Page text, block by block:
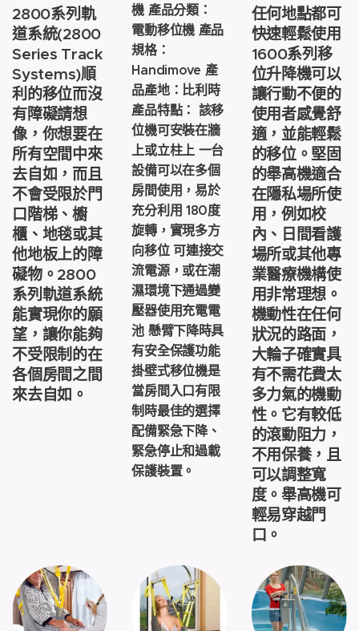
2800系列軌
道系統(2800
Series Track
Systems)順
利的移位而沒
有障礙請想
像，你想要在
所有空間中來
去自如，而且
不會受限於門
口階梯、櫥
櫃、地毯或其
他地板上的障
礙物。2800
系列軌道系統
能實現你的願
望，讓你能夠
不受限制的在
各個房間之間
來去自如。
機 產品分類：
電動移位機 產品
規格：
Handimove 產
品產地：比利時
產品特點： 該移
位機可安裝在牆
上或立柱上 一台
設備可以在多個
房間使用，易於
充分利用 180度
旋轉，實現多方
向移位 可連接交
流電源，或在潮
濕環境下通過變
壓器使用充電電
池 懸臂下降時具
有安全保護功能
掛壁式移位機是
當房間入口有限
制時最佳的選擇
配備緊急下降、
緊急停止和過載
保護裝置。
任何地點都可
快速輕鬆使用
1600系列移
位升降機可以
讓行動不便的
使用者感覺舒
適，並能輕鬆
的移位。堅固
的舉高機適合
在隱私場所使
用，例如校
內、日間看護
場所或其他專
業醫療機構使
用非常理想。
機動性在任何
狀況的路面，
大輪子確實具
有不需花費太
多力氣的機動
性。它有較低
的滾動阻力，
不用保養，且
可以調整寬
度。舉高機可
輕易穿越門
口。